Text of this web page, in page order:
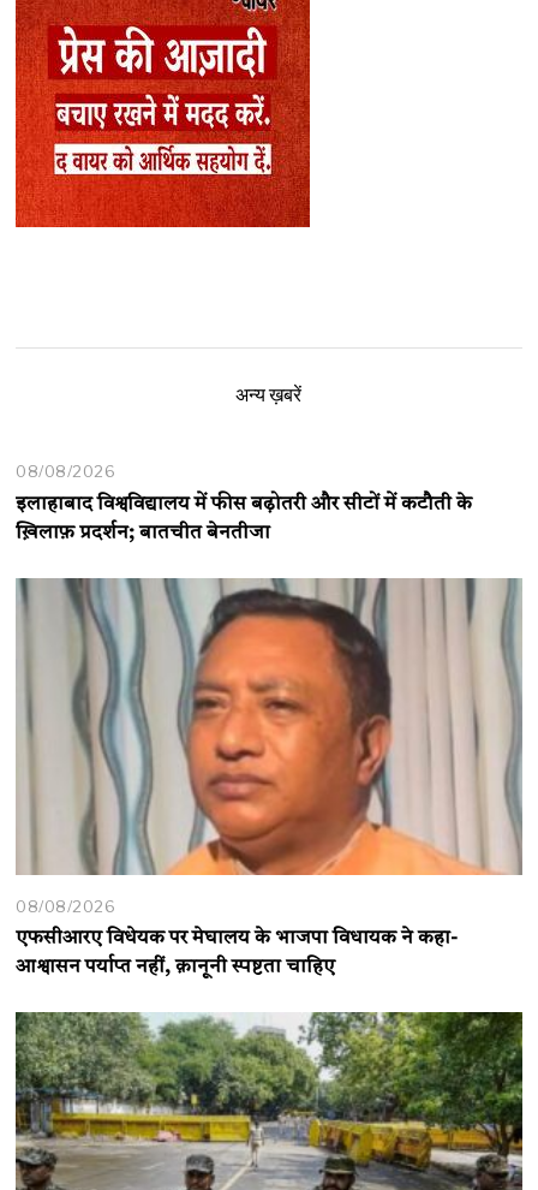
अन्य ख़बरें
08/08/2026
इलाहाबाद विश्वविद्यालय में फीस बढ़ोतरी और सीटों में कटौती के
ख़िलाफ़ प्रदर्शन; बातचीत बेनतीजा
08/08/2026
एफसीआरए विधेयक पर मेघालय के भाजपा विधायक ने कहा-
आश्वासन पर्याप्त नहीं, क़ानूनी स्पष्टता चाहिए